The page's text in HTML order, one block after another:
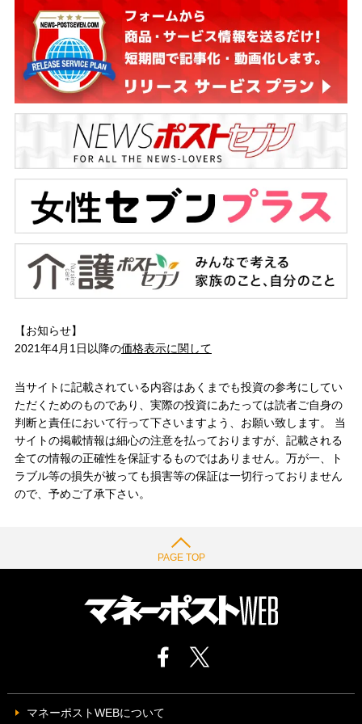
【お知らせ】
2021年4月1日以降の価格表示に関して
当サイトに記載されている内容はあくまでも投資の参考にしてい
ただくためのものであり、実際の投資にあたっては読者ご自身の
判断と責任において行って下さいますよう、お願い致します。 当
サイトの掲載情報は細心の注意を払っておりますが、記載される
全ての情報の正確性を保証するものではありません。万が一、ト
ラブル等の損失が被っても損害等の保証は一切行っておりません
ので、予めご了承下さい。
PAGE TOP
マネーポストWEBについて